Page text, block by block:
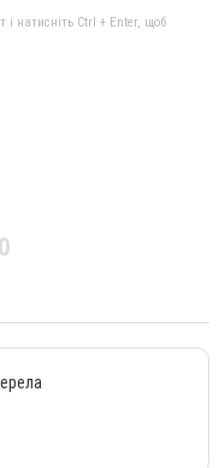
і натисніть Ctrl + Enter, щоб